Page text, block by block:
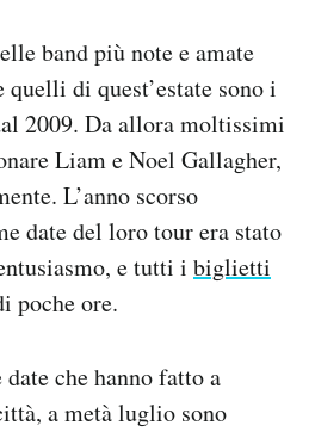
band più note e amate
di quest’estate sono i
2009. Da allora moltissimi
Liam e Noel Gallagher,
L’anno scorso
date del loro tour era stato
e tutti i biglietti
poche ore.
che hanno fatto a
a metà luglio sono